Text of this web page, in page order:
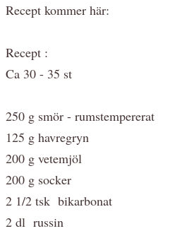
Recept kommer här:
Recept :
Ca 30 - 35 st
250 g smör - rumstempererat
125 g havregryn
200 g vetemjöl
200 g socker
2 1/2 tsk bikarbonat
2 dl russin